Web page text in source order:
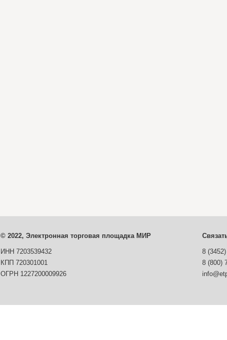
© 2022, Электронная торговая площадка МИР
ИНН 7203539432
8
КПП 720301001
8 (800)
ОГРН 1227200009926